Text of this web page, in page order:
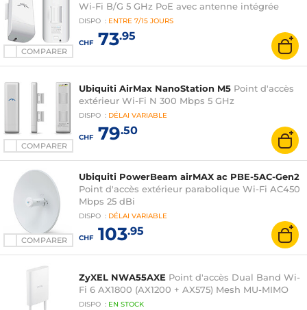
COMPARER
Wi-Fi B/G 5 GHz PoE avec antenne intégrée
DISPO : ENTRE 7/15 JOURS
CHF73.95
COMPARER
Ubiquiti AirMax NanoStation M5 Point d'accès
extérieur Wi-Fi N 300 Mbps 5 GHz
DISPO : DÉLAI VARIABLE
CHF79.50
COMPARER
Ubiquiti PowerBeam airMAX ac PBE-5AC-Gen2
Point d'accès extérieur parabolique Wi-Fi AC450
Mbps 25 dBi
DISPO : DÉLAI VARIABLE
CHF103.95
ZyXEL NWA55AXE Point d'accès Dual Band Wi-
Fi 6 AX1800 (AX1200 + AX575) Mesh MU-MIMO
DISPO : EN STOCK